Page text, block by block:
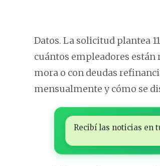
Datos. La solicitud plantea
cuántos empleadores
mora o con deudas
mensualmente y cómo se
Recibí las noticias en